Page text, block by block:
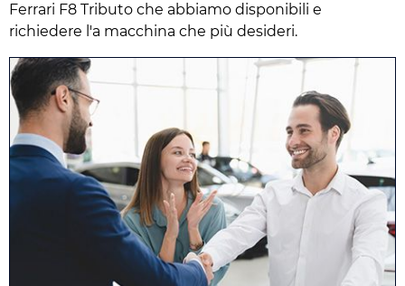
Ferrari F8 Tributo che abbiamo disponibili e
richiedere l'a macchina che più desideri.